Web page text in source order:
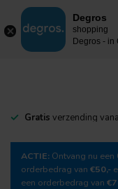
MENU
Gratis verzending
ACTIE: Ontvang nu een
orderbedrag van €50,-
een orderbedrag van
Degros
shopping
Degros - in